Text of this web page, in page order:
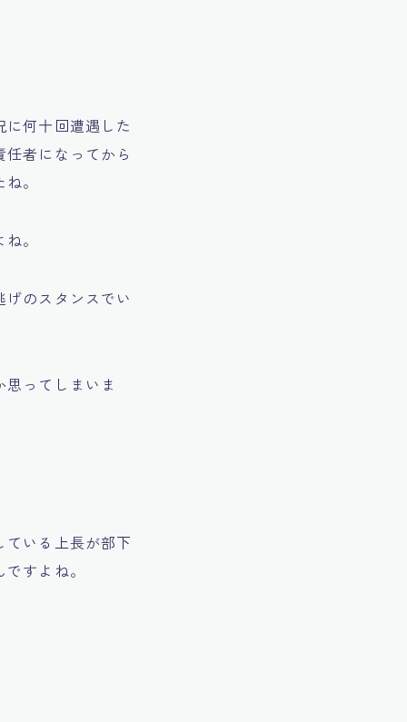
何十回遭遇した
者になってから
。
。
のスタンスでい
ってしまいま
いる上長が部下
すよね。